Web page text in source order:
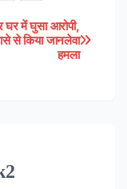
घर में घुसा आरोपी,
से किया जानलेवा
हमला